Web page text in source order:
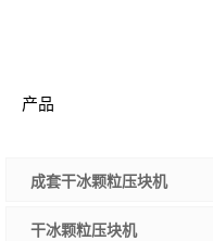
产品
成套干冰颗粒压块机
干冰颗粒压块机